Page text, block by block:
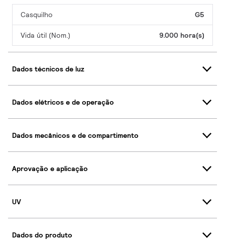
Casquilho G5
Vida útil (Nom.) 9.000 hora(s)
Dados técnicos de luz
Dados elétricos e de operação
Dados mecânicos e de compartimento
Aprovação e aplicação
UV
Dados do produto